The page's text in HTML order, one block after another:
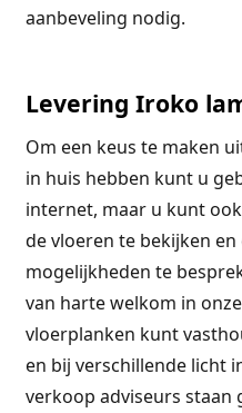
aanbeveling nodig.
Levering Iroko
Om een keus te maken
in huis hebben kunt u
internet, maar u kunt
de vloeren te bekijken
mogelijkheden te
van harte welkom in
vloerplanken kunt
en bij verschillende licht
verkoop adviseurs staan